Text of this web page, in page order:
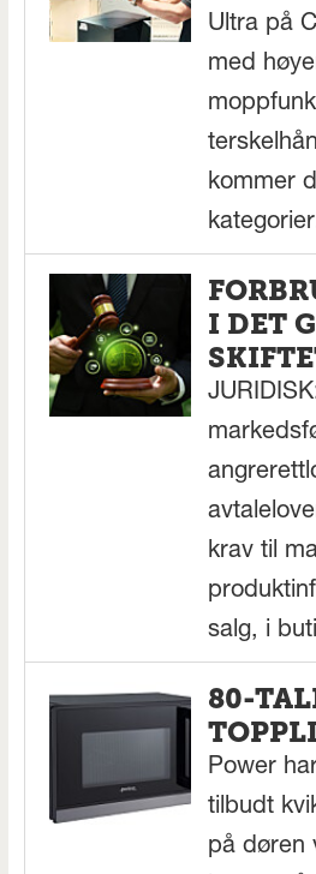
Ultra på
med
kommer
I DET
krav til
salg, i
80-
Power
tilbudt
på døren